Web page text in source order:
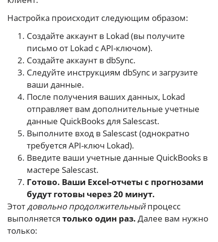
Настройка происходит следующим образом:
Создайте аккаунт в Lokad (вы получите
письмо от Lokad с API-ключом).
Создайте аккаунт в dbSync.
Следуйте инструкциям dbSync и загрузите
ваши данные.
После получения ваших данных, Lokad
отправляет вам дополнительные учетные
данные QuickBooks для Salescast.
Выполните вход в Salescast (однократно
требуется API-ключ Lokad).
Введите ваши учетные данные QuickBooks в
мастере Salescast.
Готово. Ваши Excel-отчеты с прогнозами
будут готовы через 20 минут.
Этотдовольно продолжительныйпроцесс
выполняется только один раз. Далее вам нужно
только: